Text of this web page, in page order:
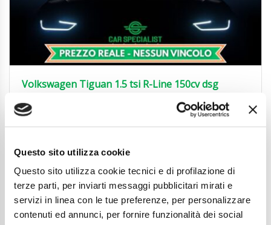
Questo sito utilizza cookie
Questo sito utilizza cookie tecnici e di profilazione di
terze parti, per inviarti messaggi pubblicitari mirati e
servizi in linea con le tue preferenze, per personalizzare
contenuti ed annunci, per fornire funzionalità dei social
Volkswagen Tiguan 1.5 tsi R-Line 150cv dsg
28.850
Tipo Di Carburante
Cambio
Normativa Euro
Euro6d-ISC-FCM
Dettaglio